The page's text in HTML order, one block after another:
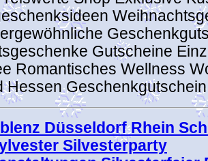
Gutscheine
Romantisches Wellness
Hessen
Düsseldorf Rhein
Silvesterparty